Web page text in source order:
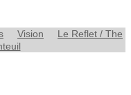
Vision
Le Reflet / The